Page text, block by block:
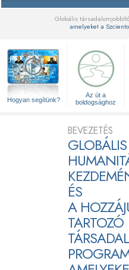
Globális
amelyeket a
Hogyan segítünk?
Az út a
boldogsághoz
BEVEZETÉS
GLOBÁLIS
ÉS
A
TARTOZÓ